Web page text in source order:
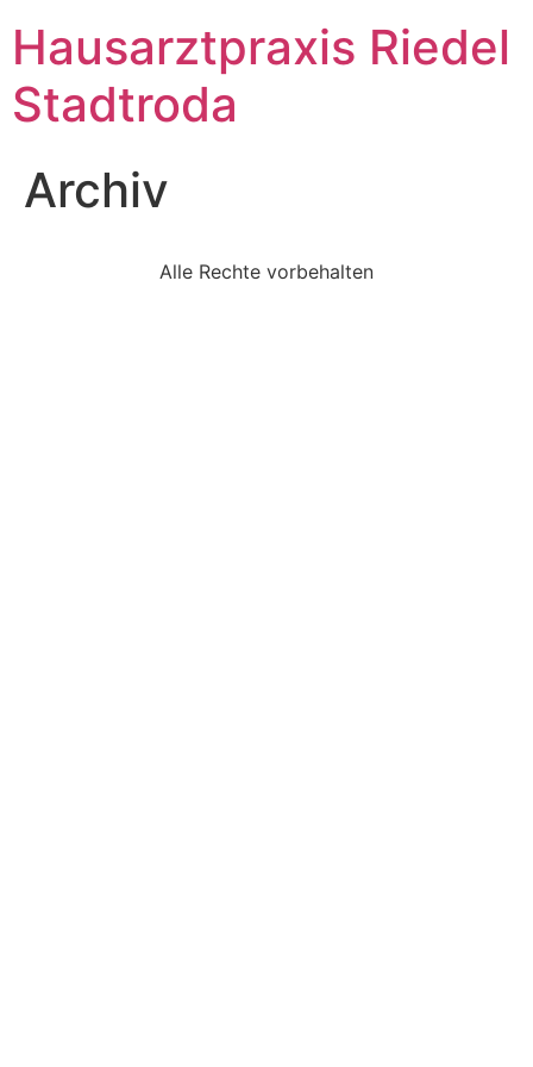
Hausarztpraxis Riedel
Stadtroda
Archiv
Alle Rechte vorbehalten